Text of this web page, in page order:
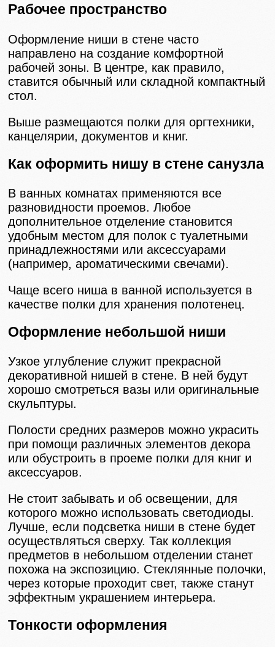
Рабочее пространство
Оформление ниши в стене часто
направлено на создание комфортной
рабочей зоны. В центре, как правило,
ставится обычный или складной компактный
стол.
Выше размещаются полки для оргтехники,
канцелярии, документов и книг.
Как оформить нишу в стене санузла
В ванных комнатах применяются все
разновидности проемов. Любое
дополнительное отделение становится
удобным местом для полок с туалетными
принадлежностями или аксессуарами
(например, ароматическими свечами).
Чаще всего ниша в ванной используется в
качестве полки для хранения полотенец.
Оформление небольшой ниши
Узкое углубление служит прекрасной
декоративной нишей в стене. В ней будут
хорошо смотреться вазы или оригинальные
скульптуры.
Полости средних размеров можно украсить
при помощи различных элементов декора
или обустроить в проеме полки для книг и
аксессуаров.
Не стоит забывать и об освещении, для
которого можно использовать светодиоды.
Лучше, если подсветка ниши в стене будет
осуществляться сверху. Так коллекция
предметов в небольшом отделении станет
похожа на экспозицию. Стеклянные полочки,
через которые проходит свет, также станут
эффектным украшением интерьера.
Тонкости оформления